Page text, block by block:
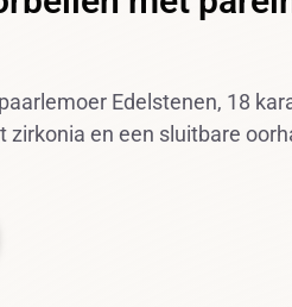
Edelstenen, 18
zirkonia en een sluitbare